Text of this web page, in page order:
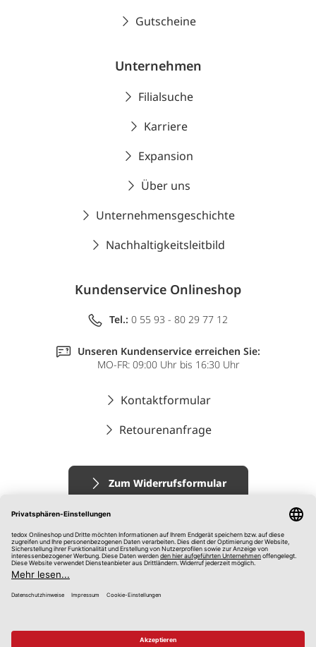
Gutscheine
Unternehmen
Filialsuche
Karriere
Expansion
Über uns
Unternehmensgeschichte
Nachhaltigkeitsleitbild
Kundenservice Onlineshop
Tel.: 0 55 93 - 80 29 77 12
Unseren Kundenservice erreichen Sie:
MO-FR: 09:00 Uhr bis 16:30 Uhr
Kontaktformular
Retourenanfrage
Zum Widerrufsformular
Impressum
AGB
Datenschutz
Hinweisgebersystem